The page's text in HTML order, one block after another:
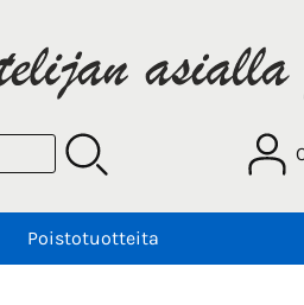
Poistotuotteita